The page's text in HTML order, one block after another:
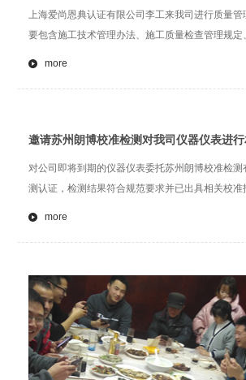
培训
上海爱尚恩典认证有限公司李工来我司进行质量管
要包含施工技术管理办法、施工质量检查管理规定
more
邀请苏州朗博校准检测对我司仪器仪表进
对公司即将到期的仪器仪表委托苏州朗博校准检测
测认证，检测结果符合规范要求并已出具相关校准
more